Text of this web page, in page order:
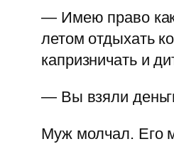
— Имею право
летом отдыхать
капризничать и
— Вы взяли
Муж молчал. Его